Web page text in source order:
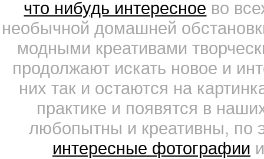
что нибудь интересное во
необычной домашней
модными креативами
продолжают искать новое и
них так и остаются на
практике и появятся в
любопытны и креативны, по
интересные фотографии